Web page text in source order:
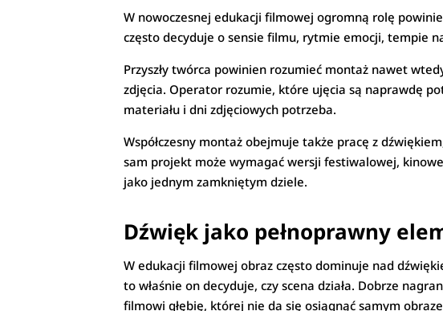
W nowoczesnej edukacji filmowej ogromną rolę
często decyduje o sensie filmu, rytmie emocji, tempie
Przyszły twórca powinien rozumieć montaż nawet
zdjęcia. Operator rozumie, które ujęcia są naprawdę
materiału i dni zdjęciowych potrzeba.
Współczesny montaż obejmuje także pracę z
sam projekt może wymagać wersji festiwalowej,
jako jednym zamkniętym dziele.
Dźwięk jako pełnoprawny
W edukacji filmowej obraz często dominuje nad
to właśnie on decyduje, czy scena działa. Dobrze
filmowi głębię, której nie da się osiągnąć samym